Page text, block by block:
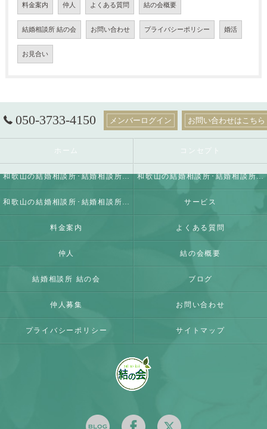
料金案内 仲人 よくある質問 結の会概要
結婚相談所 結の会 お問い合わせ プライバシーポリシー 婚活
お見合い
050-3733-4150 メンバーログイン お問い合わせはこちら
ホーム コンセプト
和歌山の結婚相談所･結婚相談所 結の会の口コミ情報 和歌山の結婚相談所･結婚相談所 結の会の評判
和歌山の結婚相談所･結婚相談所 結の会のお客様の声 サービス
料金案内 よくある質問
仲人 結の会概要
結婚相談所 結の会 ブログ
仲人募集 お問い合わせ
プライバシーポリシー サイトマップ